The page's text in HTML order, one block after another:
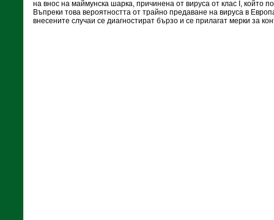
на внос на маймунска шарка, причинена от вируса от клас I, който
Въпреки това вероятността от трайно предаване на вируса в
внесените случаи се диагностират бързо и се прилагат мерки за